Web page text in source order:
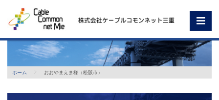
ホーム おおやまえま様（松阪市）